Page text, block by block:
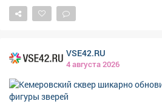
VSE42.RU
4 августа 2026